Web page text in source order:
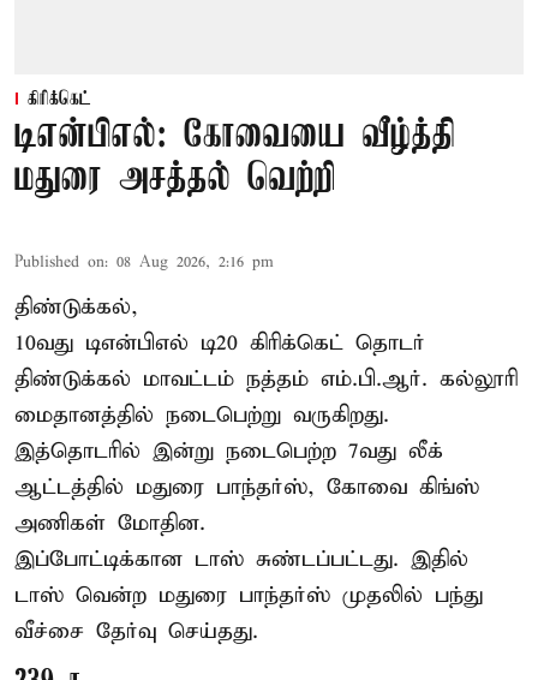
கிரிக்கெட்
டிஎன்பிஎல்: கோவையை வீழ்த்தி
மதுரை அசத்தல் வெற்றி
Published on: 08 Aug 2026, 2:16 pm
திண்டுக்கல்,
10வது டிஎன்பிஎல் டி20 கிரிக்கெட் தொடர்
திண்டுக்கல் மாவட்டம் நத்தம் எம்.பி.ஆர். கல்லூரி
மைதானத்தில் நடைபெற்று வருகிறது.
இத்தொடரில் இன்று நடைபெற்ற 7வது லீக்
ஆட்டத்தில் மதுரை பாந்தர்ஸ், கோவை கிங்ஸ்
அணிகள் மோதின.
இப்போட்டிக்கான டாஸ் சுண்டப்பட்டது. இதில்
டாஸ் வென்ற மதுரை பாந்தர்ஸ் முதலில் பந்து
வீச்சை தேர்வு செய்தது.